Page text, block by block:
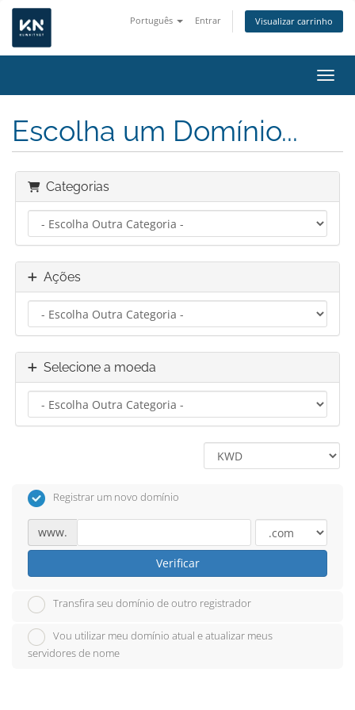
Português Entrar Visualizar carrinho
Escolha um Domínio...
Categorias
Ações
Selecione a moeda
Registrar um novo domínio
www.
Verificar
Transfira seu domínio de outro registrador
Vou utilizar meu domínio atual e atualizar meus
servidores de nome